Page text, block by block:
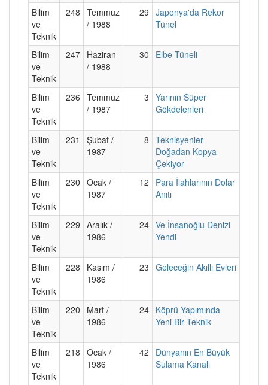
Bilim
ve
Teknik
248 Temmuz
/ 1988
29 Japonya'da Rekor
Tünel
Bilim
ve
Teknik
247 Haziran
/ 1988
30 Elbe Tüneli
Bilim
ve
Teknik
236 Temmuz
/ 1987
3 Yarının Süper
Gökdelenleri
Bilim
ve
Teknik
231
Şubat /
1987
8 Teknisyenler
Doğadan Kopya
Çekiyor
Bilim
ve
Teknik
230 Ocak /
1987
12
Para İlahlarının Dolar
Anıtı
Bilim
ve
Teknik
229 Aralık /
1986
24 Ve İnsanoğlu Denizi
Yendi
Bilim
ve
Teknik
228
Kasım /
1986
23 Geleceğin Akıllı Evleri
Bilim
ve
Teknik
220
Mart /
1986
24 Köprü Yapımında
Yeni Bir Teknik
Bilim
ve
Teknik
218 Ocak /
1986
42
Dünyanın En Büyük
Sulama Kanalı